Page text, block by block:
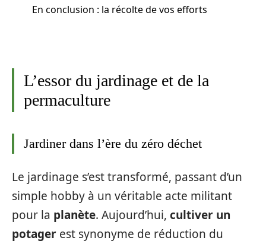
En conclusion : la récolte de vos efforts
L’essor du jardinage et de la
permaculture
Jardiner dans l’ère du zéro déchet
Le jardinage s’est transformé, passant d’un
simple hobby à un véritable acte militant
pour la planète. Aujourd’hui, cultiver un
potager est synonyme de réduction du